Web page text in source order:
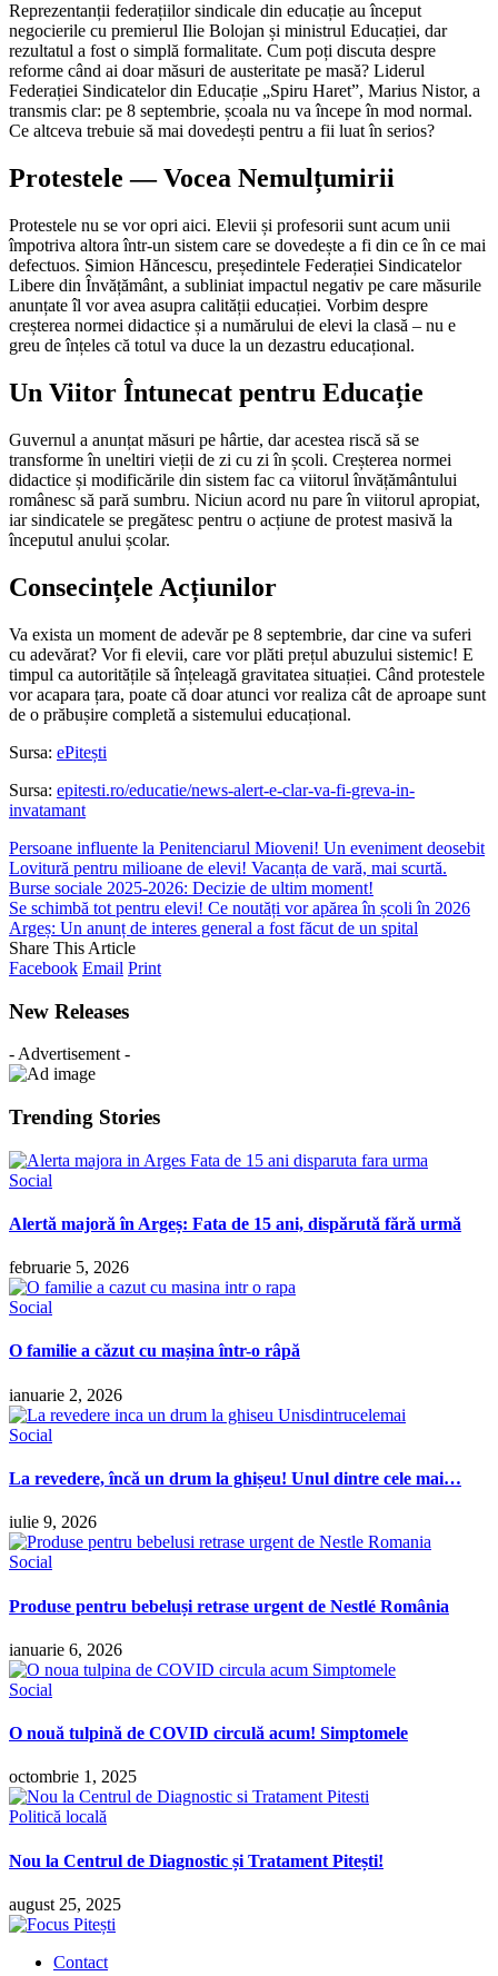
Reprezentanții federațiilor sindicale din educație au început
negocierile cu premierul Ilie Bolojan și ministrul Educației, dar
rezultatul a fost o simplă formalitate. Cum poți discuta despre
reforme când ai doar măsuri de austeritate pe masă? Liderul
Federației Sindicatelor din Educație „Spiru Haret”, Marius Nistor, a
transmis clar: pe 8 septembrie, școala nu va începe în mod normal.
Ce altceva trebuie să mai dovedești pentru a fii luat în serios?
Protestele — Vocea Nemulțumirii
Protestele nu se vor opri aici. Elevii și profesorii sunt acum unii
împotriva altora într-un sistem care se dovedește a fi din ce în ce mai
defectuos. Simion Hăncescu, președintele Federației Sindicatelor
Libere din Învățământ, a subliniat impactul negativ pe care măsurile
anunțate îl vor avea asupra calității educației. Vorbim despre
creșterea normei didactice și a numărului de elevi la clasă – nu e
greu de înțeles că totul va duce la un dezastru educațional.
Un Viitor Întunecat pentru Educație
Guvernul a anunțat măsuri pe hârtie, dar acestea riscă să se
transforme în uneltiri vieții de zi cu zi în școli. Creșterea normei
didactice și modificările din sistem fac ca viitorul învățământului
românesc să pară sumbru. Niciun acord nu pare în viitorul apropiat,
iar sindicatele se pregătesc pentru o acțiune de protest masivă la
începutul anului școlar.
Consecințele Acțiunilor
Va exista un moment de adevăr pe 8 septembrie, dar cine va suferi
cu adevărat? Vor fi elevii, care vor plăti prețul abuzului sistemic! E
timpul ca autoritățile să înțeleagă gravitatea situației. Când protestele
vor acapara țara, poate că doar atunci vor realiza cât de aproape sunt
de o prăbușire completă a sistemului educațional.
Sursa: ePitești
Sursa: epitesti.ro/educatie/news-alert-e-clar-va-fi-greva-in-
invatamant
Persoane influente la Penitenciarul Mioveni! Un eveniment deosebit
Lovitură pentru milioane de elevi! Vacanța de vară, mai scurtă.
Burse sociale 2025-2026: Decizie de ultim moment!
Se schimbă tot pentru elevi! Ce noutăți vor apărea în școli în 2026
Argeș: Un anunț de interes general a fost făcut de un spital
Share This Article
Facebook Email Print
New Releases
- Advertisement -
Trending Stories
Social
Alertă majoră în Argeș: Fata de 15 ani, dispărută fără urmă
februarie 5, 2026
Social
O familie a căzut cu mașina într-o râpă
ianuarie 2, 2026
Social
La revedere, încă un drum la ghișeu! Unul dintre cele mai…
iulie 9, 2026
Social
Produse pentru bebeluși retrase urgent de Nestlé România
ianuarie 6, 2026
Social
O nouă tulpină de COVID circulă acum! Simptomele
octombrie 1, 2025
Politică locală
Nou la Centrul de Diagnostic și Tratament Pitești!
august 25, 2025
Contact